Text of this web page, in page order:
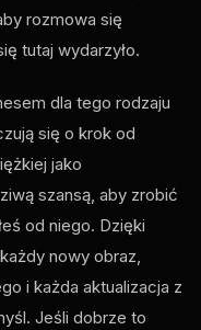
rozmowa się
tutaj wydarzyło.
dla tego rodzaju
się o krok od
jako
szansą, aby zrobić
od niego. Dzięki
nowy obraz,
i każda aktualizacja z
Jeśli dobrze to